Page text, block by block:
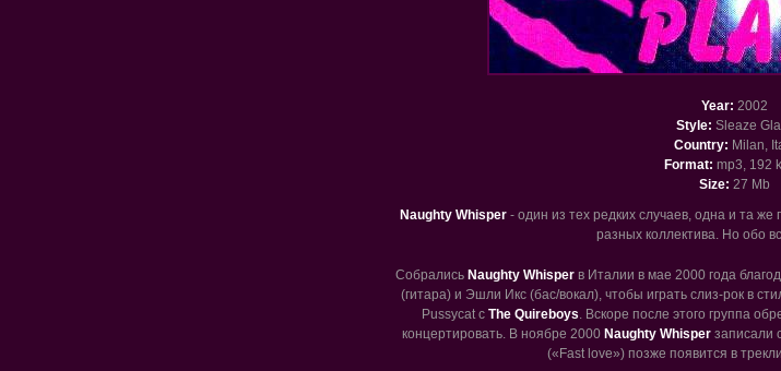
Year: 2002
Style: Sleaze
Country: Milan,
Format: mp3, 192
Size: 27 Mb
Naughty Whisper - один из тех редких случаев, одна и та же
разных коллектива. Но обо
СобралисьNaughty Whisperв Италии в мае 2000 года
(гитара) и Эшли Икс (бас/вокал), чтобы играть слиз-рок в
Pussycat с The Quireboys. Вскоре после этого группа
концертировать. В ноябре 2000 Naughty Whisperзаписали
(«Fast love») позже появится в